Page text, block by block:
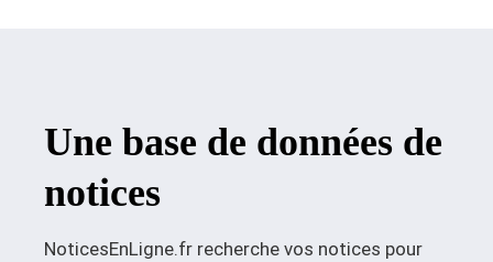
Une base de données de
notices
NoticesEnLigne.fr recherche vos notices pour